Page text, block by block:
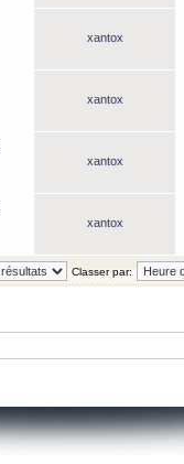
xantox
xantox
xantox
xantox
Classer par: